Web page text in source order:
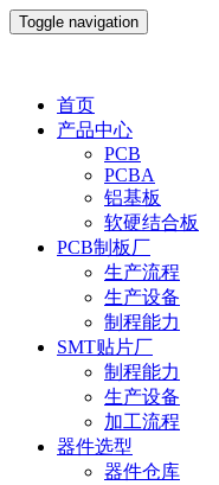
Toggle navigation
首页
产品中心
PCB
PCBA
铝基板
软硬结合板
PCB制板厂
生产流程
生产设备
制程能力
SMT贴片厂
制程能力
生产设备
加工流程
器件选型
器件仓库